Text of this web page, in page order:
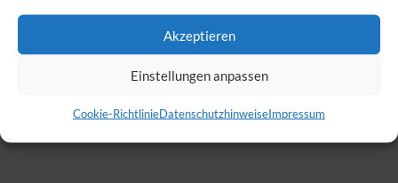
Akzeptieren
Einstellungen anpassen
Cookie-RichtlinieDatenschutzhinweiseImpressum